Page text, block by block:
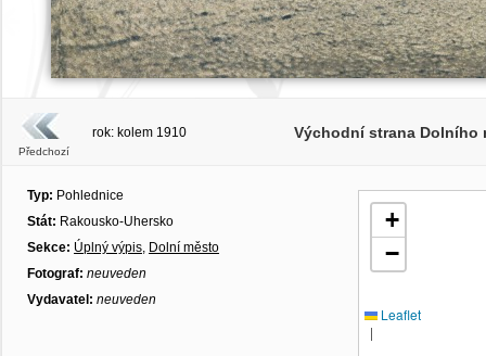
Předchozí
rok: kolem 1910 Východní strana Dolního
Typ: Pohlednice
Stát: Rakousko-Uhersko
Sekce: Úplný výpis, Dolní město
Fotograf: neuveden
Vydavatel: neuveden
+
−
Leaflet
|